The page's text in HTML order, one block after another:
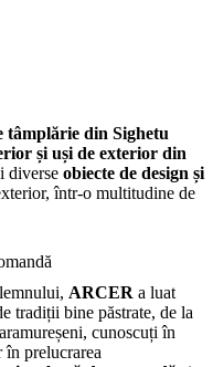
tâmplărie din Sighetu
și uși de exterior din
diverse obiecte de design și
într-o multitudine de
ARCER a luat
tradiții bine păstrate, de la
cunoscuți în
în prelucrarea